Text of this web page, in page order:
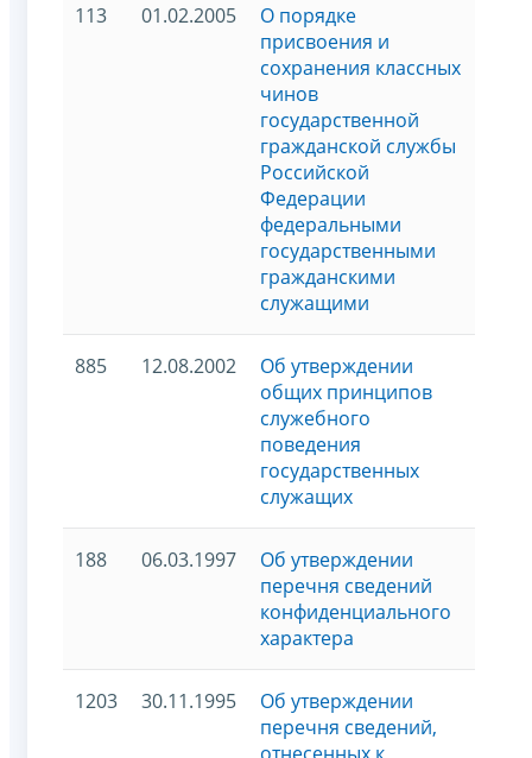
113 01.02.2005
О порядке
присвоения и
сохранения классных
чинов
государственной
гражданской службы
Российской
Федерации
федеральными
государственными
гражданскими
служащими
885 12.08.2002
Об утверждении
общих принципов
служебного
поведения
государственных
служащих
188 06.03.1997
Об утверждении
перечня сведений
конфиденциального
характера
1203 30.11.1995
Об утверждении
перечня сведений,